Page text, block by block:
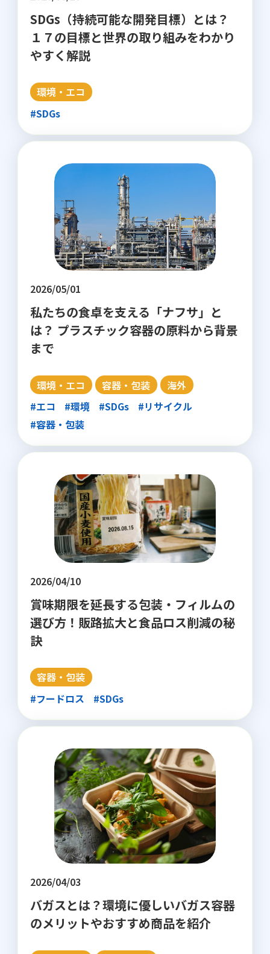
SDGs（持続可能な開発目標）とは？
１７の目標と世界の取り組みをわかり
やすく解説
環境・エコ
#SDGs
2026/05/01
私たちの食卓を支える「ナフサ」と
は？ プラスチック容器の原料から背景
まで
環境・エコ 容器・包装
海外
#エコ
#環境 #SDGs
#リサイクル
#容器・包装
2026/04/10
賞味期限を延長する包装・フィルムの
選び方！販路拡大と食品ロス削減の秘
訣
容器・包装
#フードロス
#SDGs
2026/04/03
バガスとは？環境に優しいバガス容器
のメリットやおすすめ商品を紹介